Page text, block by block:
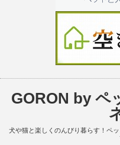
GORON by ペ
犬や猫と楽しくのんびり暮らす！ペ